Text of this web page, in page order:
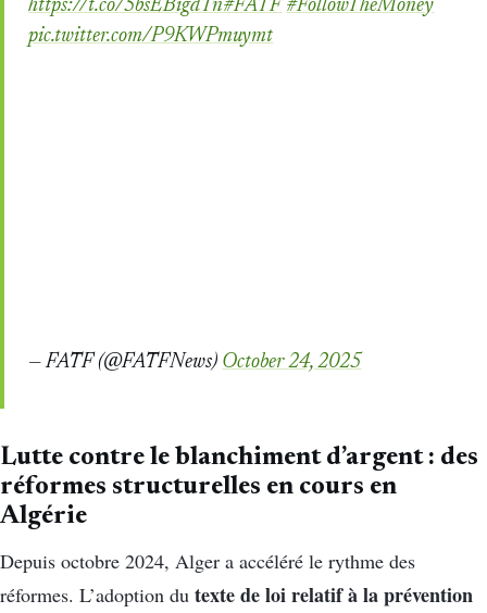
https://t.co/5bsEBigdTn#FATF #FollowTheMoney
pic.twitter.com/P9KWPmuymt
— FATF (@FATFNews) October 24, 2025
Lutte contre le blanchiment d’argent : des
réformes structurelles en cours en
Algérie
Depuis octobre 2024, Alger a accéléré le rythme des
réformes. L’adoption du texte de loi relatif à la prévention